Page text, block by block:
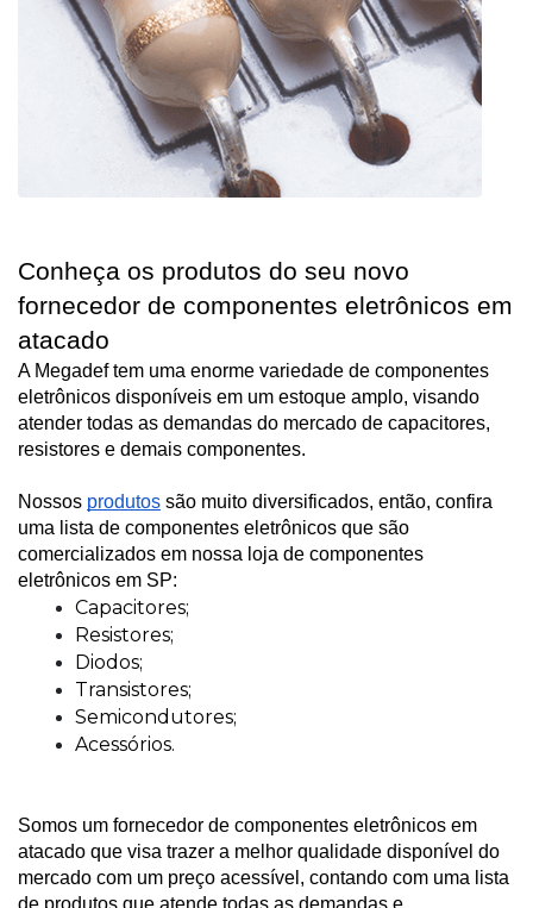
Conheça os produtos do seu novo
fornecedor de componentes eletrônicos em
atacado
A Megadef tem uma enorme variedade de componentes
eletrônicos disponíveis em um estoque amplo, visando
atender todas as demandas do mercado de capacitores,
resistores e demais componentes.
Nossos produtos são muito diversificados, então, confira
uma lista de componentes eletrônicos que são
comercializados em nossa loja de componentes
eletrônicos em SP:
Capacitores;
Resistores;
Diodos;
Transistores;
Semicondutores;
Acessórios.
Somos um fornecedor de componentes eletrônicos em
atacado que visa trazer a melhor qualidade disponível do
mercado com um preço acessível, contando com uma lista
de produtos que atende todas as demandas e